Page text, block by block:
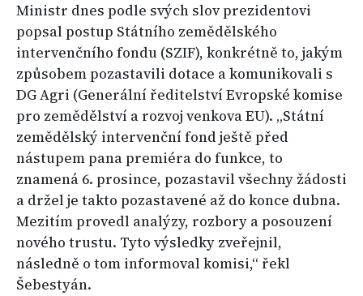
Ministr dnes podle svých slov prezidentovi
popsal postup Státního zemědělského
intervenčního fondu (SZIF), konkrétně to, jakým
způsobem pozastavili dotace a komunikovali s
DG Agri (Generální ředitelství Evropské komise
pro zemědělství a rozvoj venkova EU). „Státní
zemědělský intervenční fond ještě před
nástupem pana premiéra do funkce, to
znamená 6. prosince, pozastavil všechny žádosti
a držel je takto pozastavené až do konce dubna.
Mezitím provedl analýzy, rozbory a posouzení
nového trustu. Tyto výsledky zveřejnil,
následně o tom informoval komisi,“ řekl
Šebestyán.